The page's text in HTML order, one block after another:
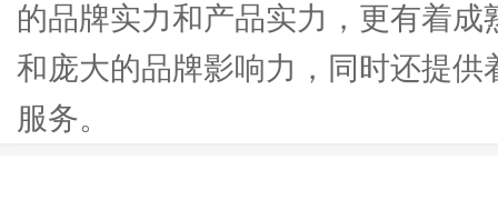
的品牌实力和产品实力，更有着成
和庞大的品牌影响力，同时还提供
服务。